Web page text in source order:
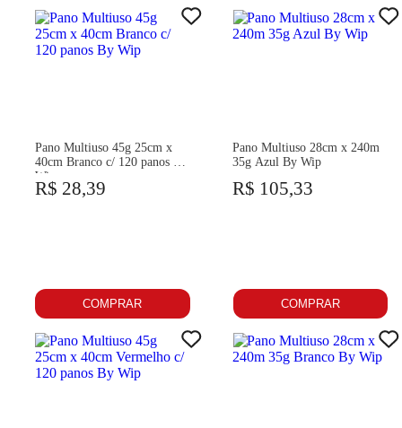
Pano Multiuso 45g 25cm x
40cm Branco c/ 120 panos By
Wip
R$ 28,39
COMPRAR
Pano Multiuso 28cm x 240m
35g Azul By Wip
R$ 105,33
COMPRAR